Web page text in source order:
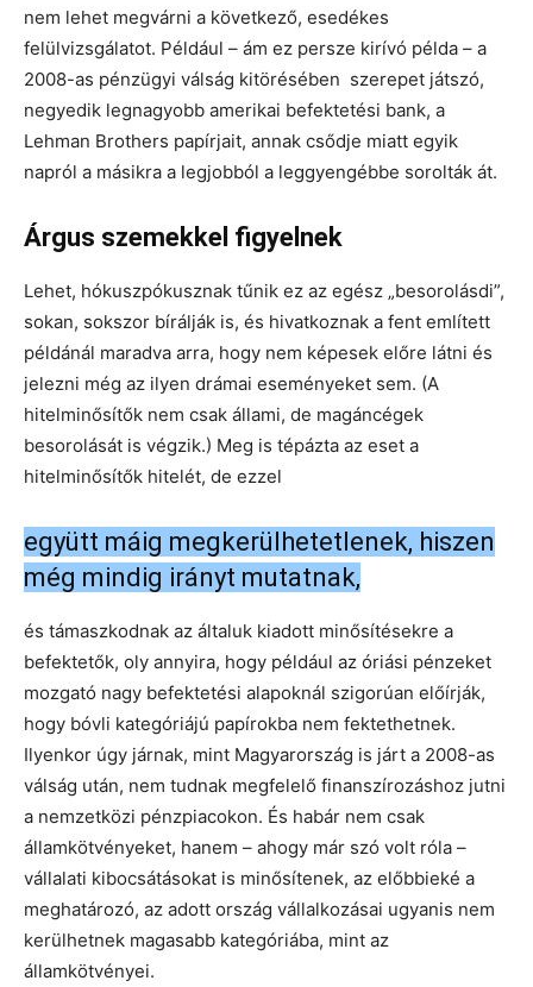
nem lehet megvárni a következő, esedékes
felülvizsgálatot. Például – ám ez persze kirívó példa – a
2008-as pénzügyi válság kitörésében szerepet játszó,
negyedik legnagyobb amerikai befektetési bank, a
Lehman Brothers papírjait, annak csődje miatt egyik
napról a másikra a legjobból a leggyengébbe sorolták át.
Árgus szemekkel figyelnek
Lehet, hókuszpókusznak tűnik ez az egész „besorolásdi”,
sokan, sokszor bírálják is, és hivatkoznak a fent említett
példánál maradva arra, hogy nem képesek előre látni és
jelezni még az ilyen drámai eseményeket sem. (A
hitelminősítők nem csak állami, de magáncégek
besorolását is végzik.) Meg is tépázta az eset a
hitelminősítők hitelét, de ezzel
együtt máig megkerülhetetlenek, hiszen
még mindig irányt mutatnak,
és támaszkodnak az általuk kiadott minősítésekre a
befektetők, oly annyira, hogy például az óriási pénzeket
mozgató nagy befektetési alapoknál szigorúan előírják,
hogy bóvli kategóriájú papírokba nem fektethetnek.
Ilyenkor úgy járnak, mint Magyarország is járt a 2008-as
válság után, nem tudnak megfelelő finanszírozáshoz jutni
a nemzetközi pénzpiacokon. És habár nem csak
államkötvényeket, hanem – ahogy már szó volt róla –
vállalati kibocsátásokat is minősítenek, az előbbieké a
meghatározó, az adott ország vállalkozásai ugyanis nem
kerülhetnek magasabb kategóriába, mint az
államkötvényei.